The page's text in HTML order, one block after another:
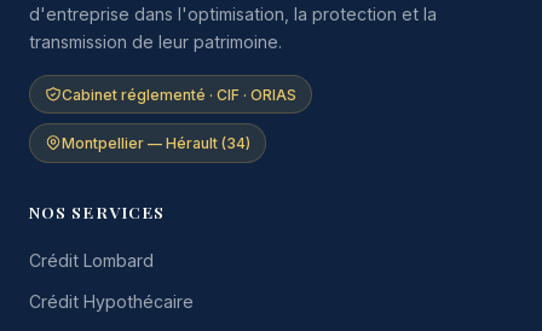
d'entreprise dans l'optimisation, la protection et la
transmission de leur patrimoine.
Cabinet réglementé · CIF · ORIAS
Montpellier — Hérault (34)
NOS SERVICES
Crédit Lombard
Crédit Hypothécaire